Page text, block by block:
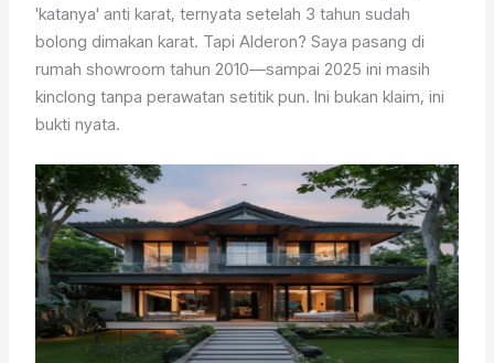
'katanya' anti karat, ternyata setelah 3 tahun sudah
bolong dimakan karat. Tapi Alderon? Saya pasang di
rumah showroom tahun 2010—sampai 2025 ini masih
kinclong tanpa perawatan setitik pun. Ini bukan klaim, ini
bukti nyata.